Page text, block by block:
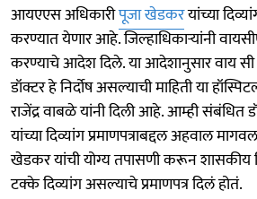
आयएएस अधिकारीपूजा खेडकरयांच्या
करण्यात येणार आहे. जिल्हाधिकाऱ्यांनी
करण्याचे आदेश दिले. या आदेशानुसार वाय
डॉक्टर हे निर्दोष असल्याची माहिती या
राजेंद्र वाबळे यांनी दिली आहे. आम्ही
यांच्या दिव्यांग प्रमाणपत्राबद्दल अहवाल
खेडकर यांची योग्य तपासणी करून शासकीय
टक्के दिव्यांग असल्याचे प्रमाणपत्र दिलं होतं.